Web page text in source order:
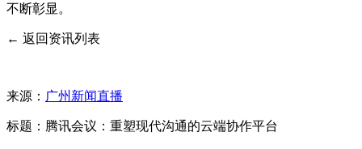
不断彰显。
← 返回资讯列表
来源： 广州新闻直播
标题：腾讯会议：重塑现代沟通的云端协作平台